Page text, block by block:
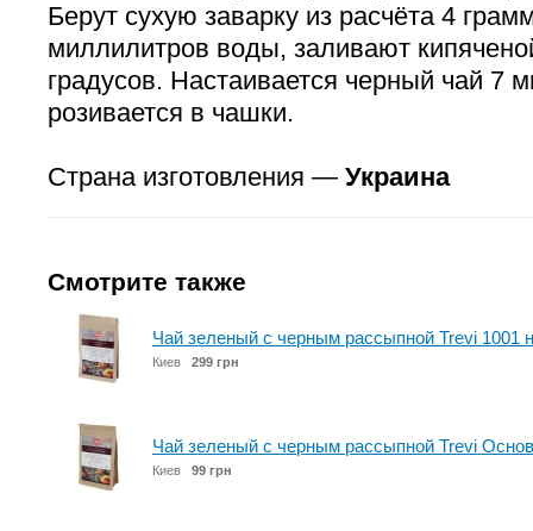
Берут сухую заварку из расчёта 4
миллилитров воды, заливают
градусов. Настаивается черный чай 7
розивается в чашки.
Страна изготовления — Украина
Смотрите также
Чай зеленый с черным рассыпной Trevi 1001
Киев 299 грн
Чай зеленый с черным рассыпной Trevi
Киев 99 грн